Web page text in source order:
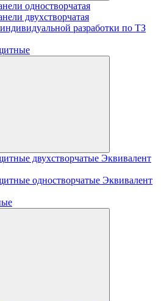
одностворчатая
двухстворчатая
разработки по ТЗ
двухстворчатые Эквивалент
одностворчатые Эквивалент